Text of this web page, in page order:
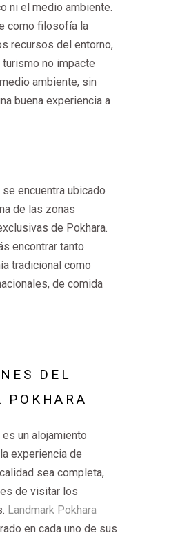
ni el medio ambiente.
como filosofía la
recursos del entorno,
no impacte
ambiente, sin
buena experiencia a
se encuentra ubicado
de las zonas
de Pokhara.
encontrar tanto
tradicional como
de comida
DEL
POKHARA
es un alojamiento
experiencia de
sea completa,
de visitar los
Landmark Pokhara
en cada uno de sus